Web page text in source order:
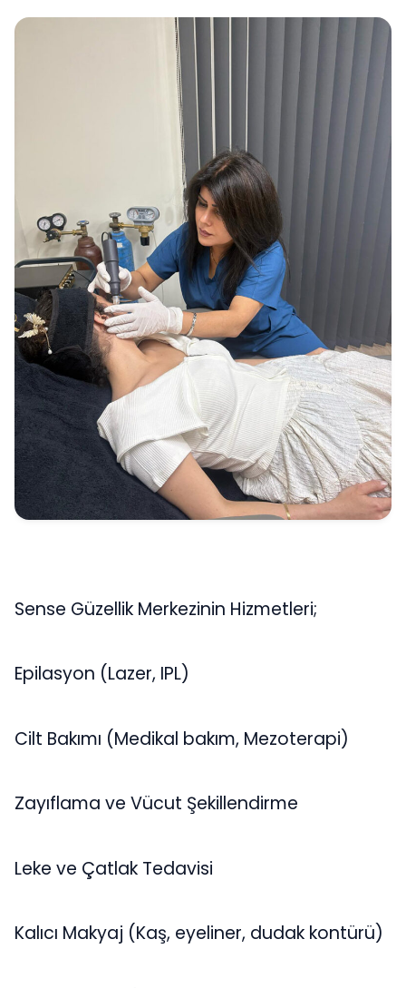
Sense Güzellik Merkezinin Hizmetleri;
Epilasyon (Lazer, IPL)
Cilt Bakımı (Medikal bakım, Mezoterapi)
Zayıflama ve Vücut Şekillendirme
Leke ve Çatlak Tedavisi
Kalıcı Makyaj (Kaş, eyeliner, dudak kontürü)